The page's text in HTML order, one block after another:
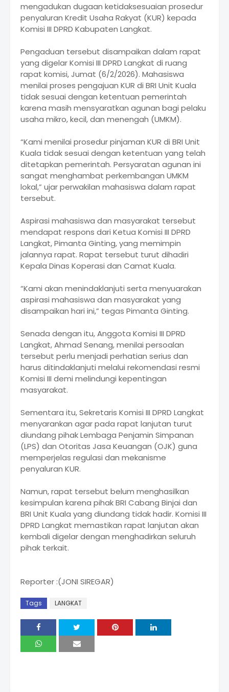
mengadukan dugaan ketidaksesuaian prosedur
penyaluran Kredit Usaha Rakyat (KUR) kepada
Komisi III DPRD Kabupaten Langkat.
Pengaduan tersebut disampaikan dalam rapat
yang digelar Komisi III DPRD Langkat di ruang
rapat komisi, Jumat (6/2/2026). Mahasiswa
menilai proses pengajuan KUR di BRI Unit Kuala
tidak sesuai dengan ketentuan pemerintah
karena masih mensyaratkan agunan bagi pelaku
usaha mikro, kecil, dan menengah (UMKM).
“Kami menilai prosedur pinjaman KUR di BRI Unit
Kuala tidak sesuai dengan ketentuan yang telah
ditetapkan pemerintah. Persyaratan agunan ini
sangat menghambat perkembangan UMKM
lokal,” ujar perwakilan mahasiswa dalam rapat
tersebut.
Aspirasi mahasiswa dan masyarakat tersebut
mendapat respons dari Ketua Komisi III DPRD
Langkat, Pimanta Ginting, yang memimpin
jalannya rapat. Rapat tersebut turut dihadiri
Kepala Dinas Koperasi dan Camat Kuala.
“Kami akan menindaklanjuti serta menyuarakan
aspirasi mahasiswa dan masyarakat yang
disampaikan hari ini,” tegas Pimanta Ginting.
Senada dengan itu, Anggota Komisi III DPRD
Langkat, Ahmad Senang, menilai persoalan
tersebut perlu menjadi perhatian serius dan
harus ditindaklanjuti melalui rekomendasi resmi
Komisi III demi melindungi kepentingan
masyarakat.
Sementara itu, Sekretaris Komisi III DPRD Langkat
menyarankan agar pada rapat lanjutan turut
diundang pihak Lembaga Penjamin Simpanan
(LPS) dan Otoritas Jasa Keuangan (OJK) guna
memperjelas regulasi dan mekanisme
penyaluran KUR.
Namun, rapat tersebut belum menghasilkan
kesimpulan karena pihak BRI Cabang Binjai dan
BRI Unit Kuala yang diundang tidak hadir. Komisi III
DPRD Langkat memastikan rapat lanjutan akan
kembali digelar dengan menghadirkan seluruh
pihak terkait.
Reporter :(JONI SIREGAR)
Tags LANGKAT